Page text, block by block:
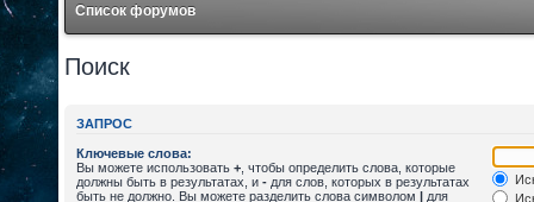
Список форумов
Поиск
ЗАПРОС
Ключевые слова:
Вы можете использовать + , чтобы определить слова, которые
должны быть в результатах, и - для слов, которых в результатах
быть не должно. Вы можете разделить слова символом | для